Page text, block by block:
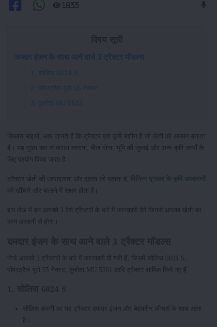
1833
दमदार इंजन के साथ आने वाले 3 ट्रैक्टर मॉडल्स
1. सोलिस 6024 S
2. पॉवरट्रैक यूरो 55 नेक्स्ट
3. कुबोटा MU 5501
किसान भाइयों, आप जानते हैं कि ट्रैक्टर एक कृषि मशीन है जो खेती को आसान बनाता
है। यह मुख्य रूप से फसल काटना, बीज बोना, भूमि की जुताई और अन्य कृषि कार्यों के
लिए प्रयोग किया जाता है।
ट्रैक्टर खेती की उत्पादकता और दक्षता को बढ़ाता है, विभिन्न प्रकार के कृषि उपकरणों
को खींचने और चलाने में सक्षम होता है।
इस लेख में हम आपको 3 ऐसे ट्रैक्टरों के बारे में जानकारी देंगे जिनसे आपका खेती का
काम आसानी से होगा।
निचे आपको 3 ट्रैक्टरों के बारे में जानकारी दी गयी हैं, जिसमें सोलिस 6024 S,
पॉवरट्रैक यूरो 55 नेक्स्ट, कुबोटा MU 5501 आदि ट्रैक्टर शामिल किये गए हैं:
सोलिस कंपनी का यह ट्रैक्टर दमदार इंजन और बेहतरीन फीचर्स के साथ आता
है।